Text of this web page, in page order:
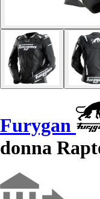
Furygan
donna